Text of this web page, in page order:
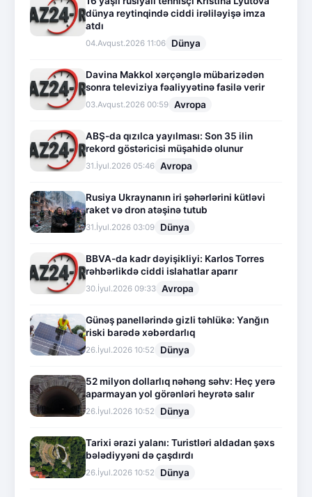
dünya reytinqində ciddi irəliləyişə imza
atdı
04.Avqust.2026 11:06 Dünya
Davina Makkol xərçənglə mübarizədən
sonra televiziya fəaliyyətinə fasilə verir
03.Avqust.2026 00:59 Avropa
ABŞ-da qızılca yayılması: Son 35 ilin
rekord göstəricisi müşahidə olunur
31.İyul.2026 05:46 Avropa
Rusiya Ukraynanın iri şəhərlərini kütləvi
raket və dron atəşinə tutub
31.İyul.2026 03:09 Dünya
BBVA-da kadr dəyişikliyi: Karlos Torres
rəhbərlikdə ciddi islahatlar aparır
30.İyul.2026 09:33 Avropa
Günəş panellərində gizli təhlükə: Yanğın
riski barədə xəbərdarlıq
26.İyul.2026 10:52 Dünya
52 milyon dollarlıq nəhəng səhv: Heç yerə
aparmayan yol görənləri heyrətə salır
26.İyul.2026 10:52 Dünya
Tarixi ərazi yalanı: Turistləri aldadan şəxs
bələdiyyəni də çaşdırdı
26.İyul.2026 10:52 Dünya